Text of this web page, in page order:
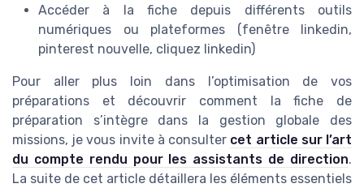
Accéder à la fiche depuis différents outils
numériques ou plateformes (fenêtre linkedin,
pinterest nouvelle, cliquez linkedin)
Pour aller plus loin dans l’optimisation de vos
préparations et découvrir comment la fiche de
préparation s’intègre dans la gestion globale des
missions, je vous invite à consulter cet article sur l’art
du compte rendu pour les assistants de direction.
La suite de cet article détaillera les éléments essentiels